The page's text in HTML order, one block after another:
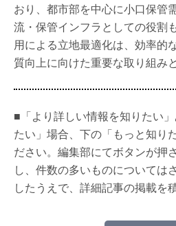
おり、都市部を中心に小口保管
流・保管インフラとしての役割
用による立地最適化は、効率的
質向上に向けた重要な取り組みと
■「より詳しい情報を知りたい
たい」場合、下の「もっと知り
ださい。編集部にてボタンが押
し、件数の多いものについては
したうえで、詳細記事の掲載を